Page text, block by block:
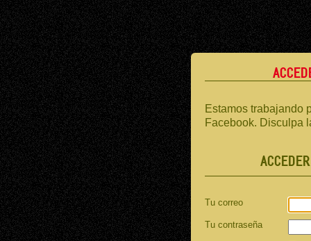
Estamos trabajando
Facebook. Disculpa
Tu correo
Tu contraseña